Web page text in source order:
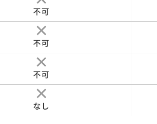
不可
不可
不可
なし